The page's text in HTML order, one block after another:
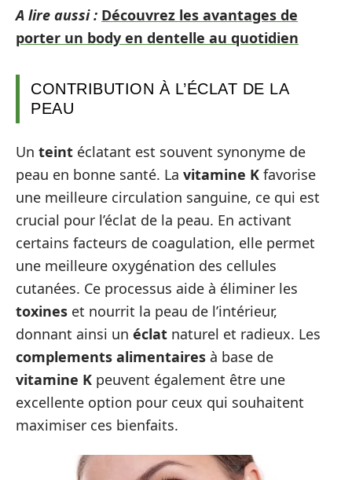
A lire aussi : Découvrez les avantages de
porter un body en dentelle au quotidien
CONTRIBUTION À L’ÉCLAT DE LA
PEAU
Un teint éclatant est souvent synonyme de
peau en bonne santé. La vitamine K favorise
une meilleure circulation sanguine, ce qui est
crucial pour l’éclat de la peau. En activant
certains facteurs de coagulation, elle permet
une meilleure oxygénation des cellules
cutanées. Ce processus aide à éliminer les
toxines et nourrit la peau de l’intérieur,
donnant ainsi un éclat naturel et radieux. Les
complements alimentaires à base de
vitamine K peuvent également être une
excellente option pour ceux qui souhaitent
maximiser ces bienfaits.